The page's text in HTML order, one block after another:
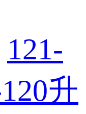
121-
升